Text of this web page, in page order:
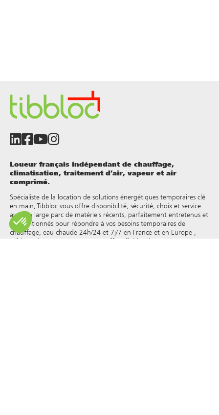
Loueur français indépendant de chauffage,
climatisation, traitement d’air, vapeur et air
comprimé.
Spécialiste de la location de solutions énergétiques temporaires clé
en main, Tibbloc vous offre disponibilité, sécurité, choix et service
avec un large parc de matériels récents, parfaitement entretenus et
reconditionnés pour répondre à vos besoins temporaires de
chauffage, eau chaude 24h/24 et 7j/7 en France et en Europe ,
réfrigération, vapeur, eau surchauffée, fluides thermiques et autres.